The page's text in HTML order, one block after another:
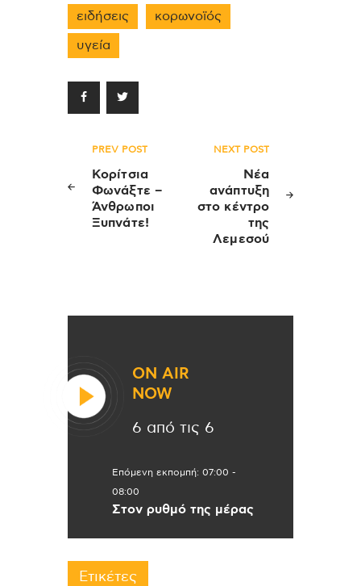
ειδήσεις κορωνοϊός
υγεία
Πλοήγηση
άρθρων
PREV POST
Κορίτσια
Φωνάξτε –
Άνθρωποι
Ξυπνάτε!
NEXT POST
Nέα
ανάπτυξη
στο κέντρο
της
Λεμεσού
ON AIR
NOW
6 από τις 6
Επόμενη εκπομπή: 07:00 -
08:00
Στον ρυθμό της μέρας
Ετικέτες